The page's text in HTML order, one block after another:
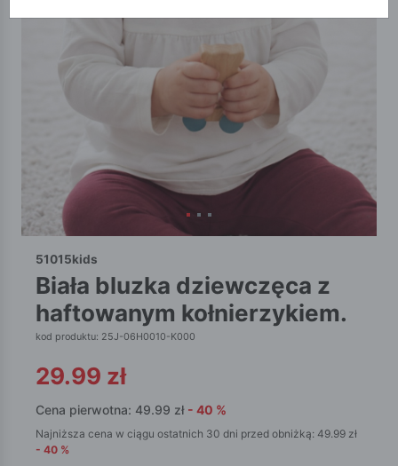
51015kids
biała bluzka dziewczęca z
haftowanym kołnierzykiem.
kod produktu: 25J-06H0010-K000
29.99 zł
Cena pierwotna: 49.99 zł - 40 %
Najniższa cena w ciągu ostatnich 30 dni przed obniżką: 49.99 zł
- 40 %